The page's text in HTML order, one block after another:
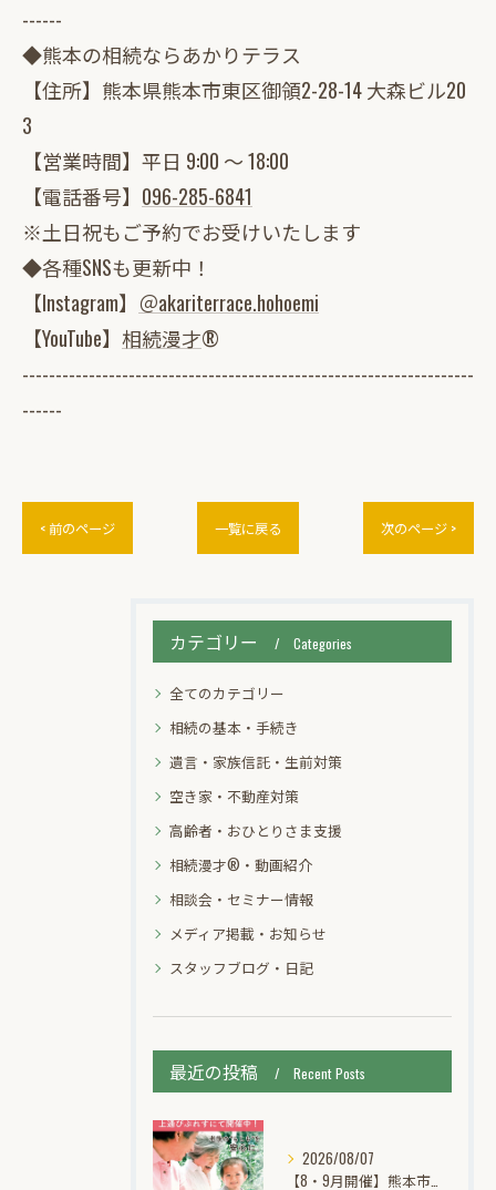
------
◆熊本の相続ならあかりテラス
【住所】熊本県熊本市東区御領2-28-14 大森ビル20
3
【営業時間】平日 9:00 ～ 18:00
【電話番号】 096-285-6841
※土日祝もご予約でお受けいたします
◆各種SNSも更新中！
【Instagram】 ＠akariterrace.hohoemi
【YouTube】 相続漫才®
--------------------------------------------------------------------
------
< 前のページ 一覧に戻る 次のページ >
カテゴリー Categories
全てのカテゴリー
相続の基本・手続き
遺言・家族信託・生前対策
空き家・不動産対策
高齢者・おひとりさま支援
相続漫才®・動画紹介
相談会・セミナー情報
メディア掲載・お知らせ
スタッフブログ・日記
最近の投稿 Recent Posts
2026/08/07
【8・9月開催】熊本市中央区上通｜あんしん相続個別無料相談会